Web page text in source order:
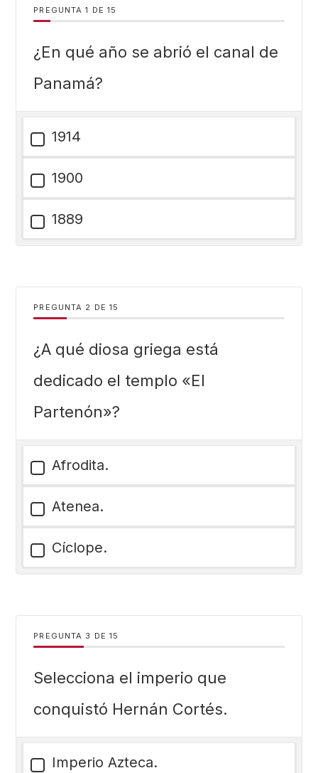
PREGUNTA DE 15
¿En qué año se abrió el canal de
Panamá?
1914
1900
1889
PREGUNTA DE 15
¿A qué diosa griega está
dedicado el templo «El
Partenón»?
Afrodita.
Atenea.
Cíclope.
PREGUNTA DE 15
Selecciona el imperio que
conquistó Hernán Cortés.
Imperio Azteca.